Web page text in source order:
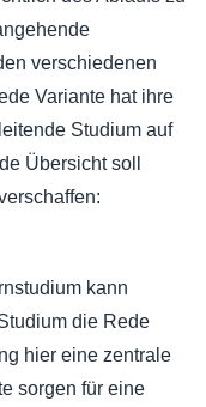
verschiedenen
Variante hat ihre
Studium auf
Übersicht soll
kann
die Rede
hier eine zentrale
sorgen für eine